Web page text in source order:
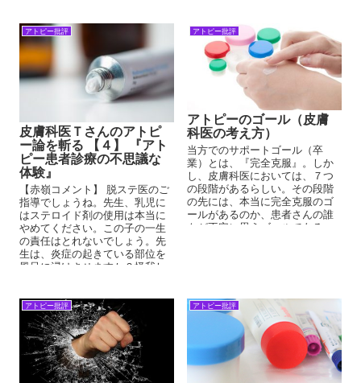
え』『マラソンの例え』『登山
の例え』がここでも出される。
アトピー批評
皮膚科医Ｔさんのアトピ
ー論を斬る 【４】 『アト
ピー患者診療の不思議な
体験』
【赤嶺コメント】 脱ステ医のご
指導でしょうね。先生、乳児に
はステロイド剤の使用は本当に
やめてください。この子の一生
の責任はとれないでしょう。先
生は、炎症の起きている部位を
風呂に浸けさせますか？怪我し
いためですよね。
アトピー批評
アトピーのゴール（皮膚
科医の考え方）
当方でのサポートゴール（卒
業）とは、『完全克服』。しか
し、皮膚科医においては、７つ
の段階があるらしい。その段階
の先には、本当に完全克服のゴ
ールがあるのか、患者さんの誰
もが不安に思うゴールである。
よ』などと捨て台詞まで吐くと
いう。
アトピー批評 アトピー批評